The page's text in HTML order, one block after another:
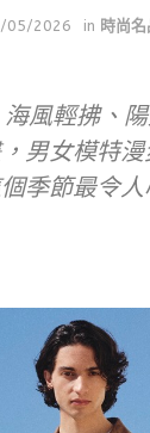
05/2026 in 時尚名
風輕拂、
男女模特
季節最令人